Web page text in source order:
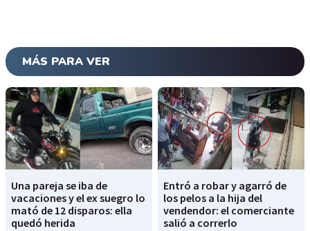
MÁS PARA VER
Una pareja se iba de
vacaciones y el ex suegro lo
mató de 12 disparos: ella
quedó herida
Entró a robar y agarró de
los pelos a la hija del
vendendor: el comerciante
salió a correrlo